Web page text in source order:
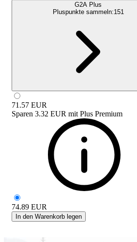
G2A Plus
Pluspunkte sammeln:151
71.57 EUR
Sparen 3.32 EUR mit Plus Premium
74.89 EUR
In den Warenkorb legen